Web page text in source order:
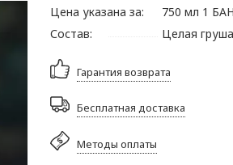
Цена указана за:
750 мл 1
Состав:
Целая
Гарантия возврата
Бесплатная доставка
Методы оплаты